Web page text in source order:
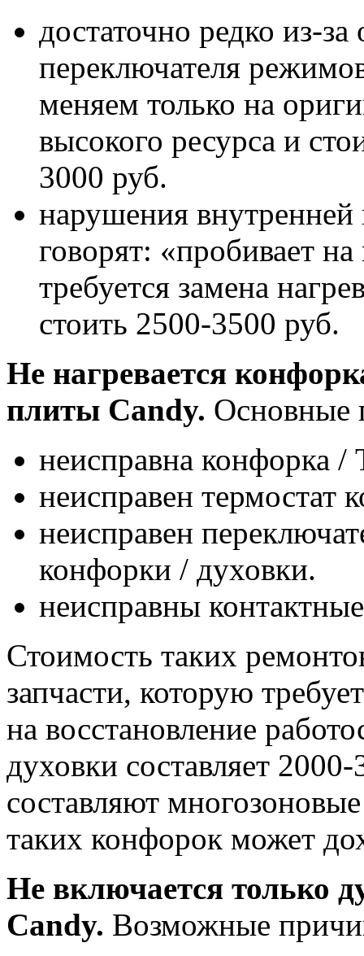
достаточно редко из-
переключателя
меняем только на
высокого ресурса и
3000 руб.
нарушения внутренней
говорят: «пробивает
требуется замена
стоить 2500-3500 руб.
Не нагревается
плиты Candy. Основные
неисправна конфорка
неисправен термостат
неисправен
конфорки / духовки.
неисправны
Стоимость таких
запчасти, которую
на восстановление
духовки составляет
составляют
таких конфорок может
Не включается только
Candy. Возможные